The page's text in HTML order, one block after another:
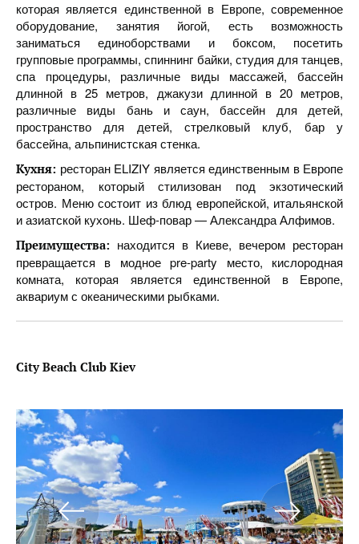
которая является единственной в Европе, современное
оборудование, занятия йогой, есть возможность
заниматься единоборствами и боксом, посетить
групповые программы, спиннинг байки, студия для танцев,
спа процедуры, различные виды массажей, бассейн
длинной в 25 метров, джакузи длинной в 20 метров,
различные виды бань и саун, бассейн для детей,
пространство для детей, стрелковый клуб, бар у
бассейна, альпинистская стенка.
Кухня: ресторан ELIZIY является единственным в Европе
рестораном, который стилизован под экзотический
остров. Меню состоит из блюд европейской, итальянской
и азиатской кухонь. Шеф-повар — Александра Алфимов.
Преимущества: находится в Киеве, вечером ресторан
превращается в модное pre-party место, кислородная
комната, которая является единственной в Европе,
аквариум с океаническими рыбками.
City Beach Club Kiev